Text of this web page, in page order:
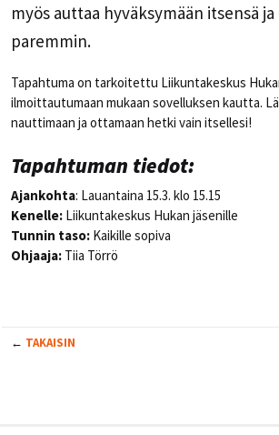
myös auttaa hyväksymään itsensä
paremmin.
Tapahtuma on tarkoitettu Liikuntakeskus
ilmoittautumaan mukaan sovelluksen kautta.
nauttimaan ja ottamaan hetki vain itsellesi!
Tapahtuman tiedot:
Ajankohta: Lauantaina 15.3. klo 15.15
Kenelle: Liikuntakeskus Hukan jäsenille
Tunnin taso: Kaikille sopiva
Ohjaaja: Tiia Törrö
← TAKAISIN